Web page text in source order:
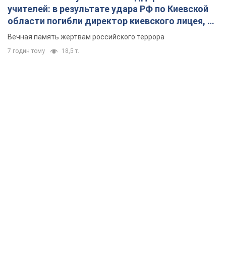
учителей: в результате удара РФ по Киевской
области погибли директор киевского лицея, её
муж и внук
Вечная память жертвам российского террора
7 годин тому 18,5 т.